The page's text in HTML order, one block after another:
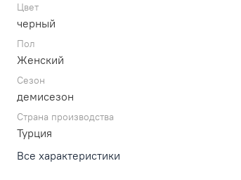
Цвет
черный
Пол
Женский
Сезон
демисезон
Страна производства
Турция
Все характеристики